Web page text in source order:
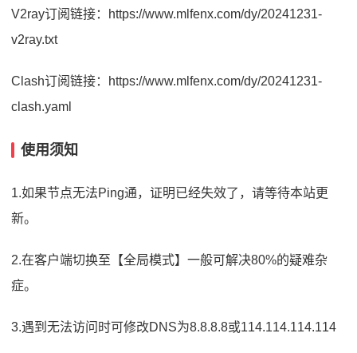
V2ray订阅链接：https://www.mlfenx.com/dy/20241231-
v2ray.txt
Clash订阅链接：https://www.mlfenx.com/dy/20241231-
clash.yaml
使用须知
1.如果节点无法Ping通，证明已经失效了，请等待本站更
新。
2.在客户端切换至【全局模式】一般可解决80%的疑难杂
症。
3.遇到无法访问时可修改DNS为8.8.8.8或114.114.114.114